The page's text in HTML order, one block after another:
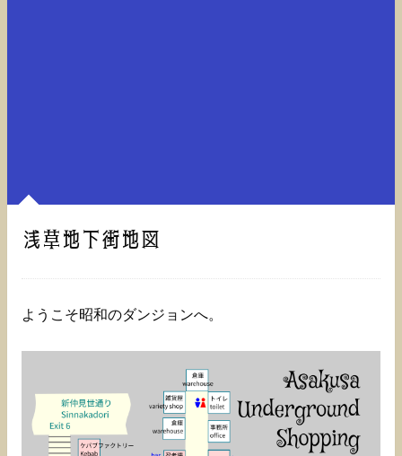
浅草地下街地図
ようこそ昭和のダンジョンへ。